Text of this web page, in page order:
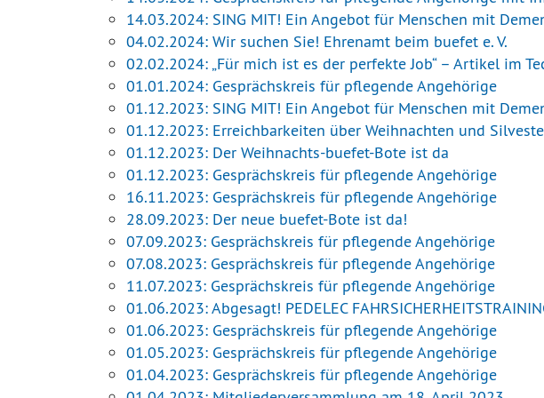
14.03.2024: SING MIT! Ein Angebot für Menschen mit
04.02.2024: Wir suchen Sie! Ehrenamt beim buefet e. V.
02.02.2024: „Für mich ist es der perfekte Job“ – Artikel im
01.01.2024: Gesprächskreis für pflegende Angehörige
01.12.2023: SING MIT! Ein Angebot für Menschen mit
01.12.2023: Erreichbarkeiten über Weihnachten und
01.12.2023: Der Weihnachts-buefet-Bote ist da
01.12.2023: Gesprächskreis für pflegende Angehörige
16.11.2023: Gesprächskreis für pflegende Angehörige
28.09.2023: Der neue buefet-Bote ist da!
07.09.2023: Gesprächskreis für pflegende Angehörige
07.08.2023: Gesprächskreis für pflegende Angehörige
11.07.2023: Gesprächskreis für pflegende Angehörige
01.06.2023: Abgesagt! PEDELEC
01.06.2023: Gesprächskreis für pflegende Angehörige
01.05.2023: Gesprächskreis für pflegende Angehörige
01.04.2023: Gesprächskreis für pflegende Angehörige